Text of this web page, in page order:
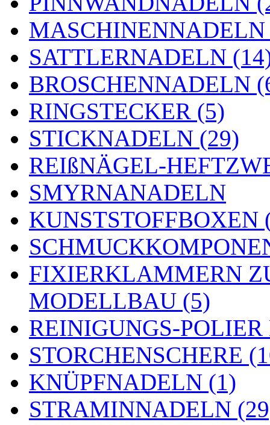
MASCHINENNADELN
SATTLERNADELN
BROSCHENNADELN
RINGSTECKER (5)
STICKNADELN (29)
REIßNÄGEL-
SMYRNANADELN
KUNSTSTOFFBOXEN
FIXIERKLAMMERN
MODELLBAU (5)
REINIGUNGS-
STORCHENSCHERE
KNÜPFNADELN (1)
STRAMINNADELN